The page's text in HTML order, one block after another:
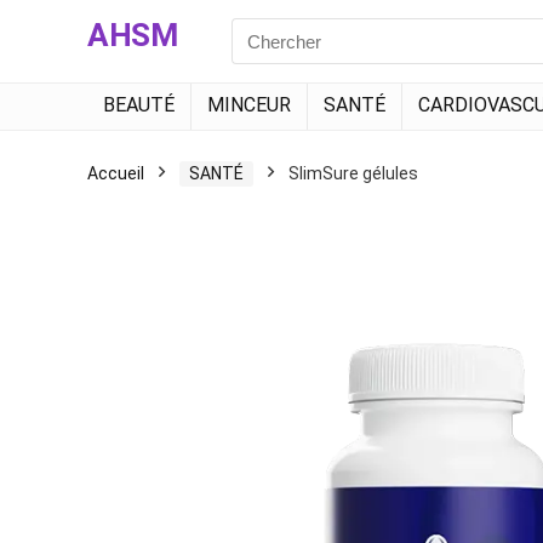
AHSM
Search
for:
BEAUTÉ MINCEUR SANTÉ
Accueil SANTÉ SlimSure gélules